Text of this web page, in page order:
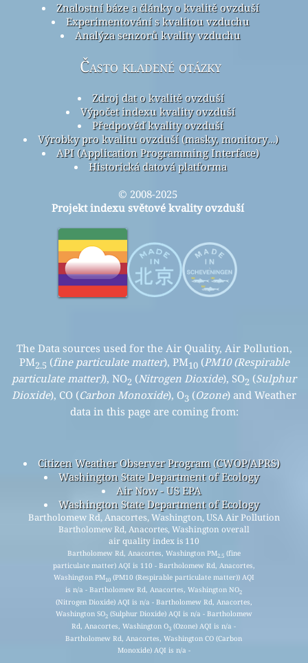
Znalostní báze a články o kvalitě ovzduší
Experimentování s kvalitou vzduchu
Analýza senzorů kvality vzduchu
Často kladené otázky
Zdroj dat o kvalitě ovzduší
Výpočet indexu kvality ovzduší
Předpověď kvality ovzduší
Výrobky pro kvalitu ovzduší (masky, monitory…)
API (Application Programming Interface)
Historická datová platforma
© 2008-2025
Projekt indexu světové kvality ovzduší
The Data sources used for the Air Quality, Air Pollution,
PM2.5 (fine particulate matter), PM10(PM10 (Respirable
particulate matter)), NO2 (Nitrogen Dioxide), SO2 (Sulphur
Dioxide), CO (Carbon Monoxide), O3 (Ozone) and Weather
data in this page are coming from:
Citizen Weather Observer Program (CWOP/APRS)
Washington State Department of Ecology
Air Now - US EPA
Washington State Department of Ecology
Bartholomew Rd, Anacortes, Washington, USA Air Pollution
Bartholomew Rd, Anacortes, Washington overall
air quality index is 110
Bartholomew Rd, Anacortes, Washington PM2.5(fine
particulate matter) AQI is 110 - Bartholomew Rd, Anacortes,
Washington PM10(PM10 (Respirable particulate matter)) AQI
is n/a - Bartholomew Rd, Anacortes, Washington NO2
(Nitrogen Dioxide) AQI is n/a - Bartholomew Rd, Anacortes,
Washington SO2(Sulphur Dioxide) AQI is n/a - Bartholomew
Rd, Anacortes, Washington O3 (Ozone) AQI is n/a -
Bartholomew Rd, Anacortes, Washington CO (Carbon
Monoxide) AQI is n/a -